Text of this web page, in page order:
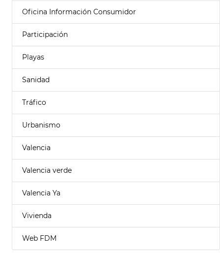
Oficina Información Consumidor
Participación
Playas
Sanidad
Tráfico
Urbanismo
Valencia
Valencia verde
Valencia Ya
Vivienda
Web FDM